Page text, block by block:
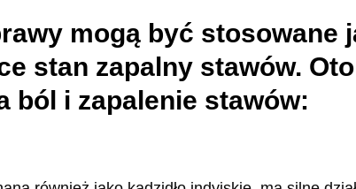
mogą być stosowane
stan zapalny stawów.
ból i zapalenie stawów: